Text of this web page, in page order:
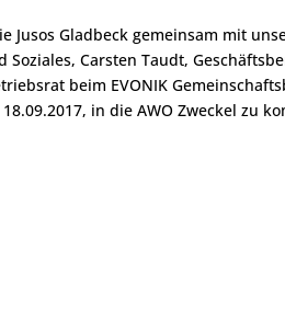
Jusos Gladbeck gemeinsam mit
Soziales, Carsten Taudt,
beim EVONIK
in die AWO Zweckel zu